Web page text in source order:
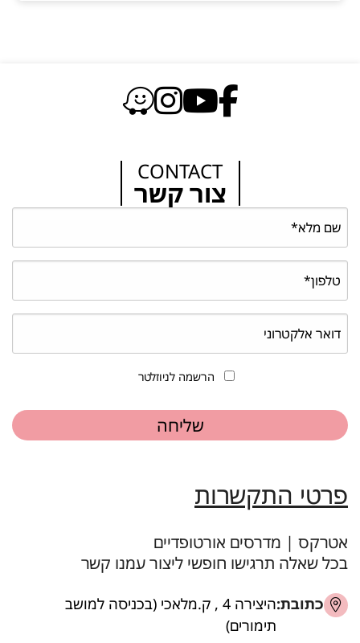
CONTACT
צור קשר
הרשמה לניוזלטר
פרטי התקשרות
אטרקס | מדרסים אורטופדיים
בכל שאלה תרגישו חופשי ליצור עמנו קשר
כתובת:
היצירה 4 , ק.מלאכי (בכניסה למושב
תימורים)